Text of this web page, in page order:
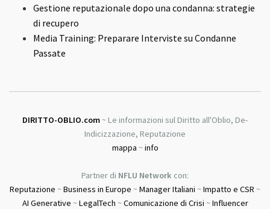
Gestione reputazionale dopo una condanna: strategie
di recupero
Media Training: Preparare Interviste su Condanne
Passate
DIRITTO-OBLIO.com ~ Le informazioni sul Diritto all'Oblio, De-
Indicizzazione, Reputazione
mappa ~info
Partner di NFLU Network con:
Reputazione ~Business in Europe ~Manager Italiani ~Impatto e CSR ~
AI Generative ~LegalTech ~Comunicazione di Crisi ~Influencer